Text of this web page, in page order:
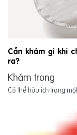
Cần khám gì khi
ra?
Khám trong
Có thể hữu ích trong